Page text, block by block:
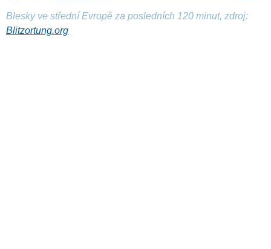
Blesky ve střední Evropě za posledních 120 minut, zdroj:
Blitzortung.org